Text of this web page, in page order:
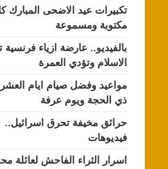
تكبيرات عيد الاضحى المبارك
مكتوبة ومسموعة
بالفيديو.. عارضة ازياء فرنسية
الاسلام وتؤدي العمرة
مواعيد وفضل صيام ايام
ذي الحجة ويوم عرفة
حرائق مخيفة تحرق اسرائيل..
فيديوهات
اسرار الثراء الفاحش لعائلة